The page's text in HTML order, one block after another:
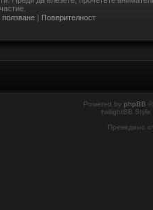
ползване | Поверителност
Powered by phpBB
twilightBB
Преведено